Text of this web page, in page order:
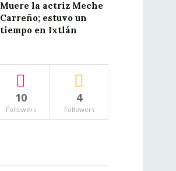
Muere la actriz Meche
Carreño; estuvo un
tiempo en Ixtlán
10
Followers
4
Followers